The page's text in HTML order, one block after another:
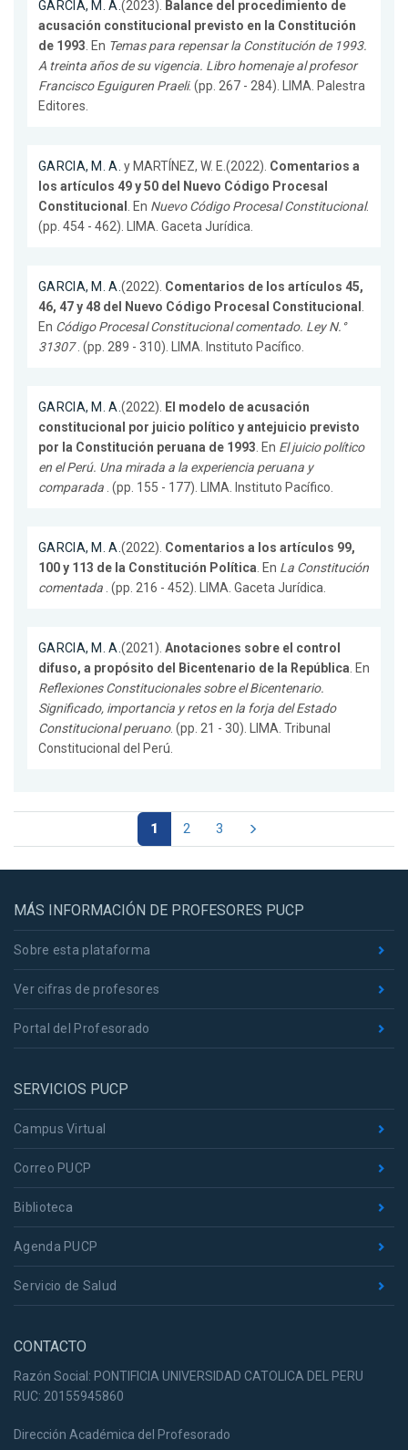
GARCIA, M. A.(2023). Balance del procedimiento de
acusación constitucional previsto en la Constitución
de 1993. En Temas para repensar la Constitución de 1993.
A treinta años de su vigencia. Libro homenaje al profesor
Francisco Eguiguren Praeli. (pp. 267 - 284). LIMA. Palestra
Editores.
GARCIA, M. A. y MARTÍNEZ, W. E.(2022). Comentarios a
los artículos 49 y 50 del Nuevo Código Procesal
Constitucional . En Nuevo Código Procesal Constitucional.
(pp. 454 - 462). LIMA. Gaceta Jurídica.
GARCIA, M. A.(2022). Comentarios de los artículos 45,
46, 47 y 48 del Nuevo Código Procesal Constitucional .
En Código Procesal Constitucional comentado. Ley N.°
31307. (pp. 289 - 310). LIMA. Instituto Pacífico.
GARCIA, M. A.(2022). El modelo de acusación
constitucional por juicio político y antejuicio previsto
por la Constitución peruana de 1993. En El juicio político
en el Perú. Una mirada a la experiencia peruana y
comparada . (pp. 155 - 177). LIMA. Instituto Pacífico.
GARCIA, M. A.(2022). Comentarios a los artículos 99,
100 y 113 de la Constitución Política. En La Constitución
comentada . (pp. 216 - 452). LIMA. Gaceta Jurídica.
GARCIA, M. A.(2021). Anotaciones sobre el control
difuso, a propósito del Bicentenario de la República. En
Reflexiones Constitucionales sobre el Bicentenario.
Significado, importancia y retos en la forja del Estado
Constitucional peruano. (pp. 21 - 30). LIMA. Tribunal
Constitucional del Perú.
1 2 3
MÁS INFORMACIÓN DE PROFESORES PUCP
Sobre esta plataforma
Ver cifras de profesores
Portal del Profesorado
SERVICIOS PUCP
Campus Virtual
Correo PUCP
Biblioteca
Agenda PUCP
Servicio de Salud
CONTACTO
Razón Social: PONTIFICIA UNIVERSIDAD CATOLICA DEL PERU
RUC: 20155945860
Dirección Académica del Profesorado